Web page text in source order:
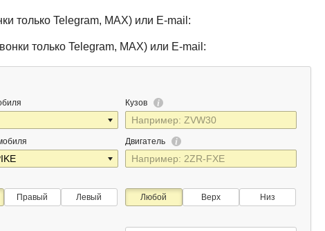
только Telegram, MAX) или E-mail:
только Telegram, MAX) или E-mail:
Кузов
Двигатель
Правый Левый Любой Верх Низ